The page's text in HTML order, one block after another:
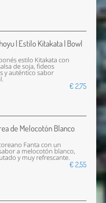
| Estilo Kitakata | Bowl
estilo Kitakata con
de soja, fideos
y auténtico sabor
€ 2,75
de Melocotón Blanco
Fanta con un
a melocotón blanco,
y muy refrescante.
€ 2,55